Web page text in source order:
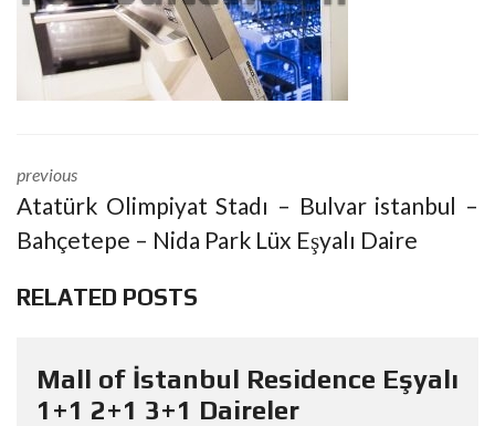
previous
Atatürk Olimpiyat Stadı – Bulvar istanbul –
Bahçetepe – Nida Park Lüx Eşyalı Daire
RELATED POSTS
Mall of İstanbul Residence Eşyalı
1+1 2+1 3+1 Daireler